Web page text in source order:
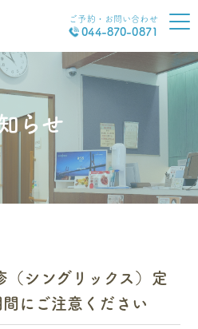
ご予約・お問い合わせ
044-870-0871
らせ
シングリックス）定
にご注意ください